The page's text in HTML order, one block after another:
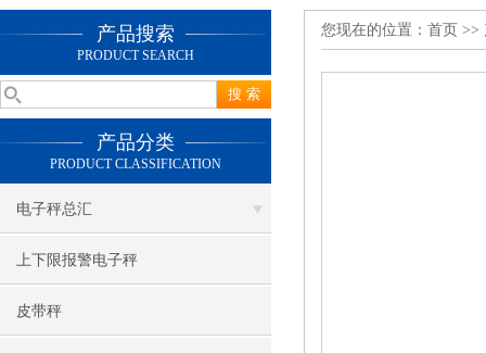
产品搜索
PRODUCT SEARCH
产品分类
PRODUCT CLASSIFICATION
电子秤总汇
上下限报警电子秤
皮带秤
您现在的位置： 首页 >>